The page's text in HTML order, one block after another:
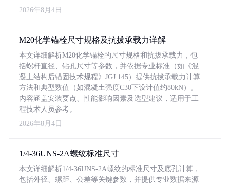
2026年8月4日
M20化学锚栓尺寸规格及抗拔承载力详解
本文详细解析M20化学锚栓的尺寸规格和抗拔承载力，包
括螺杆直径、钻孔尺寸等参数，并依据专业标准（如《混
凝土结构后锚固技术规程》JGJ 145）提供抗拔承载力计算
方法和典型数值（如混凝土强度C30下设计值约80kN）。
内容涵盖安装要点、性能影响因素及选型建议，适用于工
程技术人员参考。
2026年8月4日
1/4-36UNS-2A螺纹标准尺寸
本文详细解析1/4-36UNS-2A螺纹的标准尺寸及底孔计算，
包括外径、螺距、公差等关键参数，并提供专业数据来源